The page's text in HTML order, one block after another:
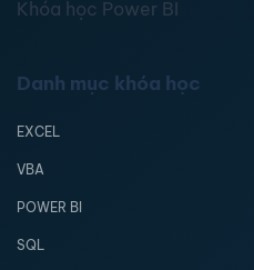
Khóa học Power BI
Danh mục khóa học
EXCEL
VBA
POWER BI
SQL